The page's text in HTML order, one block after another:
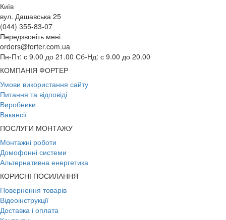
Київ
вул. Дашавська 25
(044) 355-83-07
Передзвоніть мені
orders@forter.com.ua
Пн-Пт: с 9.00 до 21.00 Сб-Нд: с 9.00 до 20.00
КОМПАНІЯ ФОРТЕР
Умови використання сайту
Питання та відповіді
Виробники
Вакансії
ПОСЛУГИ МОНТАЖУ
Монтажні роботи
Домофонні системи
Альтернативна енергетика
КОРИСНІ ПОСИЛАННЯ
Повернення товарів
Відеоінструкції
Доставка і оплата